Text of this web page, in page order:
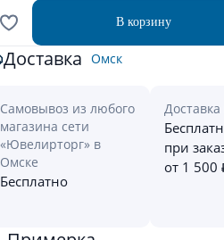
В корзину
Доставка Омск
Самовывоз из любого
магазина сети
«Ювелирторг» в
Омске
Бесплатно
при
от 1 500